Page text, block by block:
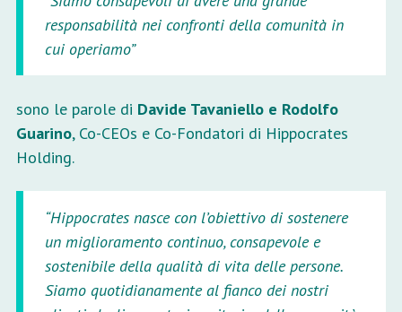
responsabilità nei confronti della comunità in
cui operiamo”
sono le parole di Davide Tavaniello e Rodolfo
Guarino, Co-CEOs e Co-Fondatori di Hippocrates
Holding.
“Hippocrates nasce con l’obiettivo di sostenere
un miglioramento continuo, consapevole e
sostenibile della qualità di vita delle persone.
Siamo quotidianamente al fianco dei nostri